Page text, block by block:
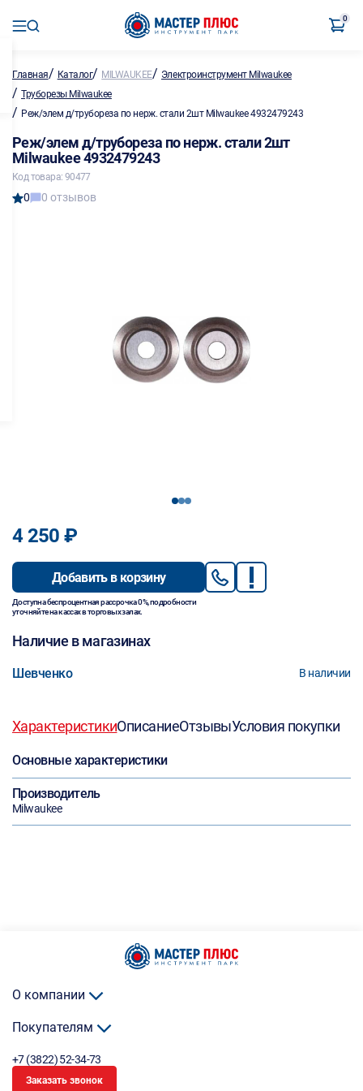
0
Главная/ Каталог/ MILWAUKEE/ Электроинструмент Milwaukee
/ Труборезы Milwaukee
/ Реж/элем д/трубореза по нерж. стали 2шт Milwaukee 4932479243
Реж/элем д/трубореза по нерж. стали 2шт
Milwaukee 4932479243
Код товара: 90477
0 0 отзывов
123
4 250 ₽
Добавить в корзину
Доступна беспроцентная рассрочка 0%, подробности
уточняйте на кассах в торговых залах.
Наличие в магазинах
Шевченко В наличии
ХарактеристикиОписаниеОтзывыУсловия покупки
Основные характеристики
Производитель
Milwaukee
О компании
Покупателям
+7 (3822) 52-34-73
Заказать звонок